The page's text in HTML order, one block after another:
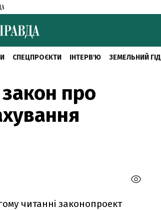
СПЕЦПРОЄКТИ ІНТЕРВ'Ю ЗЕМЕЛЬНИЙ ГІД
про
читанні законопроект